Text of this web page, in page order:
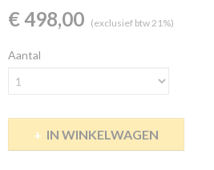
€ 498,00 (exclusief btw 21%)
Aantal
IN WINKELWAGEN